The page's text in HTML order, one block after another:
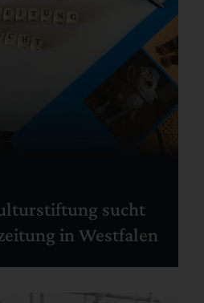
sucht
in Westfalen